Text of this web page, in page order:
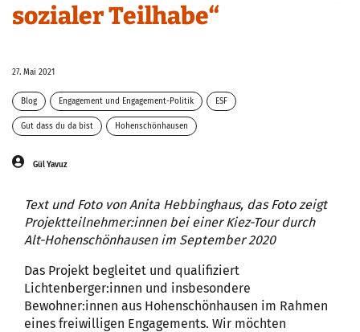
sozialer Teilhabe“
27. Mai 2021
Blog Engagement und Engagement-Politik ESF
Gut dass du da bist Hohenschönhausen
Gül Yavuz
Text und Foto von Anita Hebbinghaus, das Foto zeigt
Projektteilnehmer:innen bei einer Kiez-Tour durch
Alt-Hohenschönhausen im September 2020
Das Projekt begleitet und qualifiziert
Lichtenberger:innen und insbesondere
Bewohner:innen aus Hohenschönhausen im Rahmen
eines freiwilligen Engagements. Wir möchten